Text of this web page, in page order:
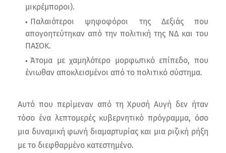
μικρέμποροι).
Παλαιότεροι ψηφοφόροι της Δεξιάς που
απογοητεύτηκαν από την πολιτική της ΝΔ και του
ΠΑΣΟΚ.
Άτομα με χαμηλότερο μορφωτικό επίπεδο, που
ένιωθαν αποκλεισμένοι από το πολιτικό σύστημα.
Αυτό που περίμεναν από τη Χρυσή Αυγή δεν ήταν
τόσο ένα λεπτομερές κυβερνητικό πρόγραμμα, όσο
μια δυναμική φωνή διαμαρτυρίας και μια ριζική ρήξη
με το διεφθαρμένο κατεστημένο.